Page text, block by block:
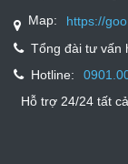
Map:
https://
Tổng đài tư vấn
Hotline:
Hỗ trợ 24/24 tất